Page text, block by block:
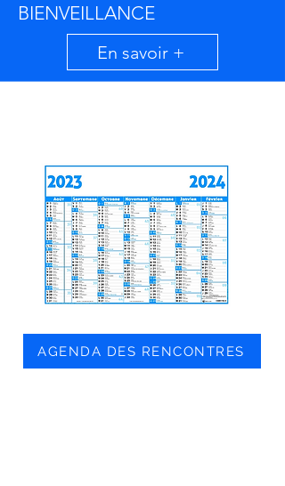
BIENVEILLANCE
En savoir +
AGENDA DES RENCONTRES